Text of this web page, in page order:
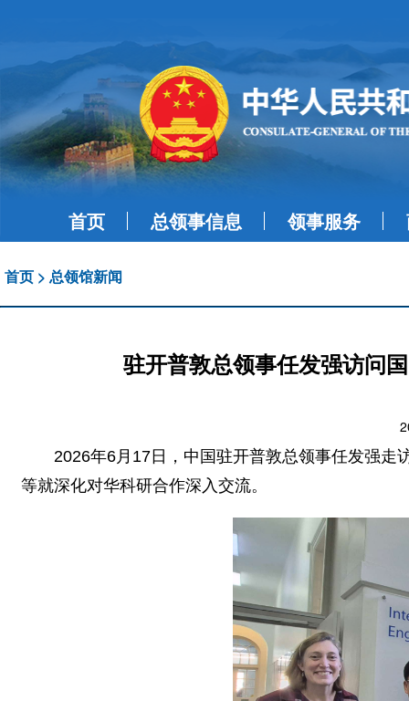
首页 总领事信息 领事服务
首页 > 总领馆新闻
驻开普敦总领事任发强访问
2026年6月17日，中国驻开普敦总领事任发强
等就深化对华科研合作深入交流。